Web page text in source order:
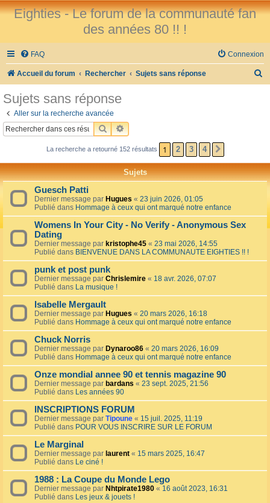
Eighties - Le forum de la communauté fan
des années 80 !! !
FAQ Connexion
Accueil du forum Rechercher Sujets sans réponse
h
r
Sujets sans réponse
Aller sur la recherche avancée
RECHERCHER
RECHERCHE AVANCÉE
La recherche a retourné 152 résultats 1 2 3 4
Sujets
Guesch Patti
Dernier message par Hugues « 23 juin 2026, 01:05
Publié dans Hommage à ceux qui ont marqué notre enfance
Womens In Your City - No Verify - Anonymous Sex
Dating
Dernier message par kristophe45 « 23 mai 2026, 14:55
Publié dans BIENVENUE DANS LA COMMUNAUTE EIGHTIES !! !
punk et post punk
Dernier message par Chrislemire « 18 avr. 2026, 07:07
Publié dans La musique !
Isabelle Mergault
Dernier message par Hugues « 20 mars 2026, 16:18
Publié dans Hommage à ceux qui ont marqué notre enfance
Chuck Norris
Dernier message par Dynaroo86 « 20 mars 2026, 16:09
Publié dans Hommage à ceux qui ont marqué notre enfance
Onze mondial annee 90 et tennis magazine 90
Dernier message par bardans « 23 sept. 2025, 21:56
Publié dans Les années 90
INSCRIPTIONS FORUM
Dernier message par Tipoune « 15 juil. 2025, 11:19
Publié dans POUR VOUS INSCRIRE SUR LE FORUM
Le Marginal
Dernier message par laurent « 15 mars 2025, 16:47
Publié dans Le ciné !
1988 : La Coupe du Monde Lego
Dernier message par Nhtpirate1980 « 16 août 2023, 16:31
Publié dans Les jeux & jouets !